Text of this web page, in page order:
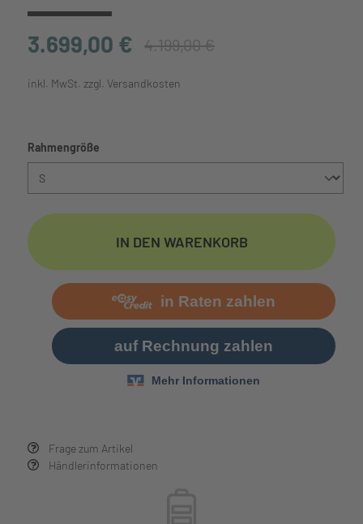
3.699,00 € 4.199,00 €
inkl. MwSt. zzgl. Versandkosten
Frage zum Artikel
Händlerinformationen
Rahmengröße
IN DEN WARENKORB